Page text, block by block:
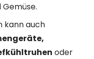
kann auch
oder